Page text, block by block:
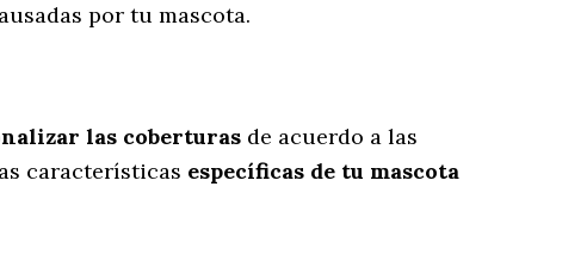
por tu mascota.
las coberturas de acuerdo a las
características específicas de tu mascota